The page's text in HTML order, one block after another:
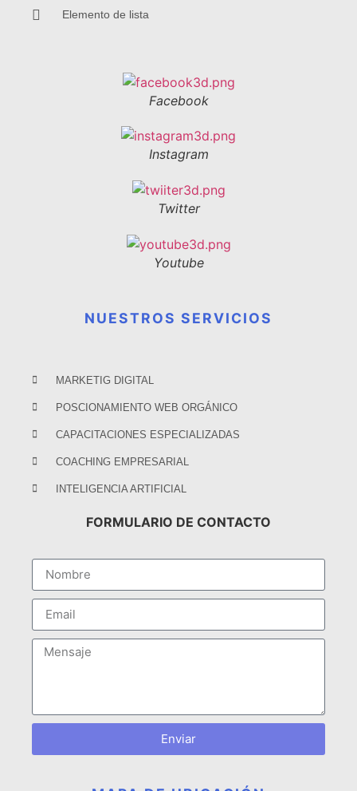
Elemento de lista
Facebook
Instagram
Twitter
Youtube
NUESTROS SERVICIOS
MARKETIG DIGITAL
POSCIONAMIENTO WEB ORGÁNICO
CAPACITACIONES ESPECIALIZADAS
COACHING EMPRESARIAL
INTELIGENCIA ARTIFICIAL
FORMULARIO DE CONTACTO
Enviar